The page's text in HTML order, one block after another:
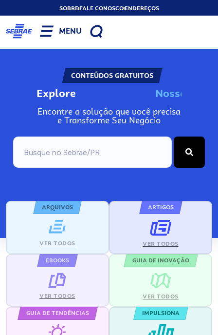
SOBREFALE CONOSCOENDEREÇOS
MENU
CONTEÚDOS GRATUITOS
Explore No
Encontre a solução que você precisa
e Transforme Seu Negócio
ARQUIVOS
VER TODOS
ARTIGOS
VER TODOS
EBOOKS
VER TODOS
GUIA DE INOVAÇÃO
VER TODOS
GUIA DE TENDÊNCIAS IMPULSIONA